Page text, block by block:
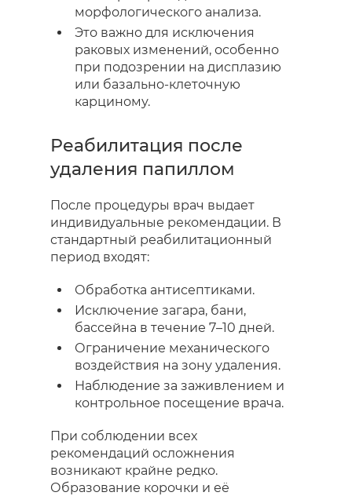
морфологического анализа.
Это важно для исключения
раковых изменений, особенно
при подозрении на дисплазию
или базально-клеточную
карциному.
Реабилитация после
удаления папиллом
После процедуры врач выдает
индивидуальные рекомендации. В
стандартный реабилитационный
период входят:
Обработка антисептиками.
Исключение загара, бани,
бассейна в течение 7–10 дней.
Ограничение механического
воздействия на зону удаления.
Наблюдение за заживлением и
контрольное посещение врача.
При соблюдении всех
рекомендаций осложнения
возникают крайне редко.
Образование корочки и её